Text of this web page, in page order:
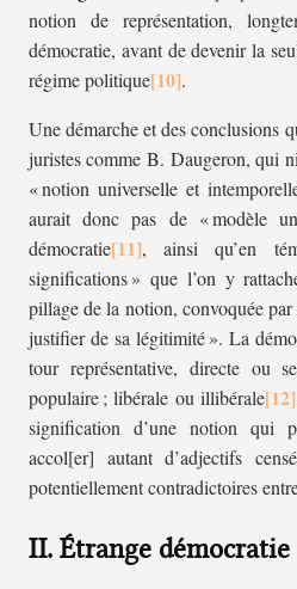
notion de représentation,
démocratie, avant de devenir la
régime politique
.
Une démarche et des conclusions
juristes comme B. Daugeron, qui
« notion universelle et
aurait donc pas de « modèle
démocratie
, ainsi qu’en
significations » que l’on y
pillage de la notion, convoquée
justifier de sa légitimité ». La
tour représentative, directe ou
populaire ; libérale ou illibérale
signification d’une notion qui
accol[er] autant d’adjectifs
potentiellement contradictoires
II. Étrange démocratie